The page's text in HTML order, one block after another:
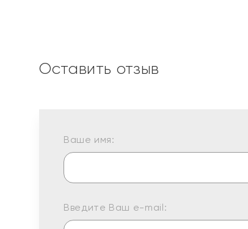
Оставить отзыв
Ваше имя:
Введите Ваш e-mail: